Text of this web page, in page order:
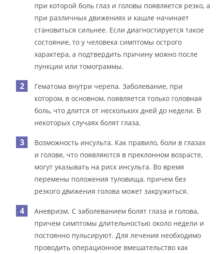
при которой боль глаз и головы появляется резко, а
при различных движениях и кашле начинает
становиться сильнее. Если диагностируется такое
состояние, то у человека симптомы острого
характера, а подтвердить причину можно после
пункции или томограммы.
Гематома внутри черепа. Заболевание, при
котором, в основном, появляется только головная
боль, что длится от нескольких дней до недели. В
некоторых случаях болят глаза.
Возможность инсульта. Как правило, боли в глазах
и голове, что появляются в преклонном возрасте,
могут указывать на риск инсульта. Во время
перемены положения туловища, причем без
резкого движения голова может закружиться.
Аневризм. С заболеванием болят глаза и голова,
причем симптомы длительностью около недели и
постоянно пульсируют. Для лечения необходимо
проводить операционное вмешательство как